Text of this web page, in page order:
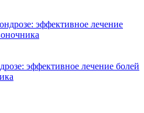
эффективное лечение болей